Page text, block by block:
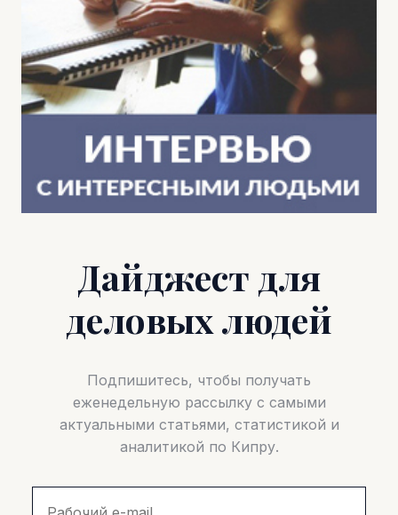
Дайджест для
деловых людей
Подпишитесь, чтобы получать
еженедельную рассылку с самыми
актуальными статьями, статистикой и
аналитикой по Кипру.